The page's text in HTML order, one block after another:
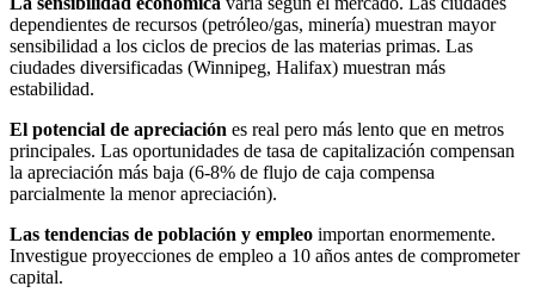
dependientes de recursos (petróleo/gas, minería) muestran mayor
sensibilidad a los ciclos de precios de las materias primas. Las
ciudades diversificadas (Winnipeg, Halifax) muestran más
estabilidad.
El potencial de apreciación es real pero más lento que en metros
principales. Las oportunidades de tasa de capitalización compensan
la apreciación más baja (6-8% de flujo de caja compensa
parcialmente la menor apreciación).
Las tendencias de población y empleo importan enormemente.
Investigue proyecciones de empleo a 10 años antes de comprometer
capital.